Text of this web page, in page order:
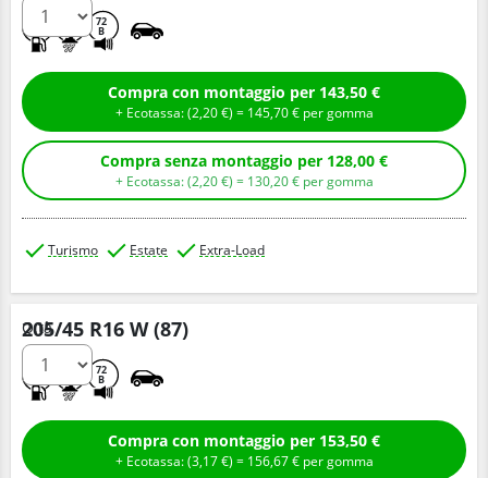
72
B
Compra con montaggio per 143,50 €
+ Ecotassa: (2,20€ ) = 145,70€ per gomma
Compra senza montaggio per 128,00 €
+ Ecotassa: (2,20€ ) = 130,20€ per gomma
Turismo Estate Extra-Load
205/45 R16 W (87)
72
B
Q.tà
Compra con montaggio per 153,50 €
+ Ecotassa: (3,17€ ) = 156,67€ per gomma